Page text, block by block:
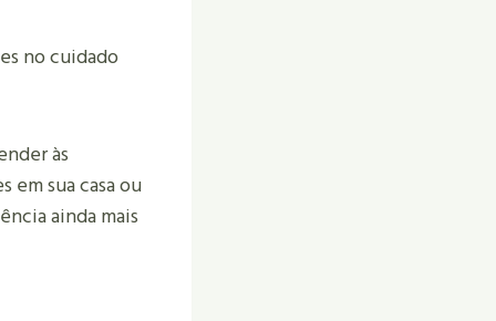
no cuidado
às
em sua casa ou
ainda mais